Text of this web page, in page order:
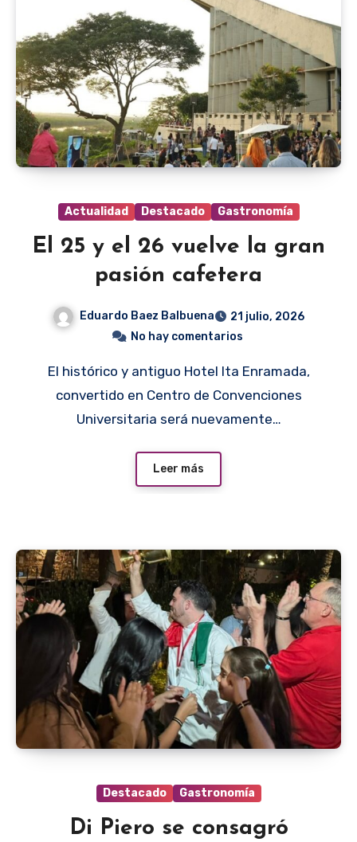
Actualidad Destacado Gastronomía
El 25 y el 26 vuelve la gran
pasión cafetera
Eduardo Baez Balbuena
21 julio, 2026
No hay comentarios
El histórico y antiguo Hotel Ita Enramada,
convertido en Centro de Convenciones
Universitaria será nuevamente…
Leer más
Destacado Gastronomía
Di Piero se consagró